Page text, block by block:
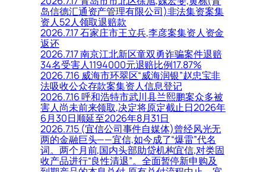
岛信德汇通资产管理有限公司)非法集资案集
资人52人领取退赔款
2026.7.17 石家庄市王立兵,李彦案集资人资金
返还
2026.7.17 南京江北新区童双勇诈骗案件退赔
34名受害人1194000元退赔比例17.87%
2026.7.16 威海市环翠区“威海润银”赵忠宝非
法吸收公众存款案集资人信息登记
2026.7.16 呼和浩特市武川县兰熙鹏案众多被
害人尚未前来领取,决定将原定截止日2026年
6月30日顺延至2026年8月31日
2026.7.15 (宜信公司事件自媒体)曾经风光无
两的金融巨头——宜信,如今成了“爆雷”代名
词。两个月前,国内头部助贷机构宜信,对类固
收产品进行“良性清退”。全面暂停新申购及